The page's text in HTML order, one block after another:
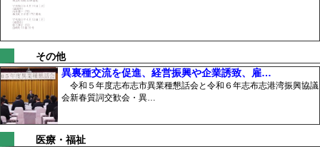
その他
異裏種交流を促進、経営振興や企業誘致、雇…
令和５年度志布志市異業種懇話会と令和６年志布志港湾振興協議
会新春質詞交歓会・異…
医療・福祉